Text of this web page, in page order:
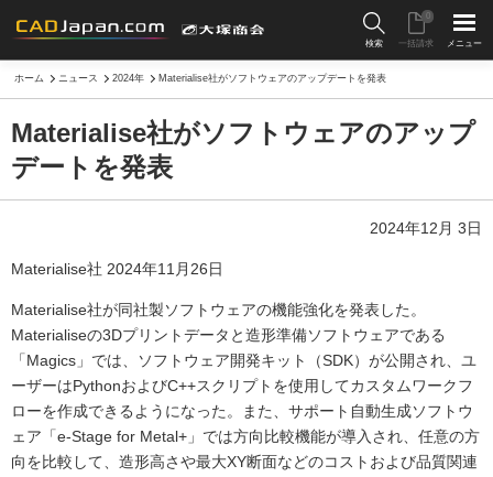
検索 一括請求
0
メニュー
ホーム ニュース 2024年 Materialise社がソフトウェアのアップデートを発表
Materialise社がソフトウェアのアップ
デートを発表
2024年12月 3日
Materialise社 2024年11月26日
Materialise社が同社製ソフトウェアの機能強化を発表した。
Materialiseの3Dプリントデータと造形準備ソフトウェアである
「Magics」では、ソフトウェア開発キット（SDK）が公開され、ユ
ーザーはPythonおよびC++スクリプトを使用してカスタムワークフ
ローを作成できるようになった。また、サポート自動生成ソフトウ
ェア「e-Stage for Metal+」では方向比較機能が導入され、任意の方
向を比較して、造形高さや最大XY断面などのコストおよび品質関連